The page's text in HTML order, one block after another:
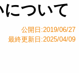
ついて
公開日:2019/06/27
最終更新日:2025/04/09